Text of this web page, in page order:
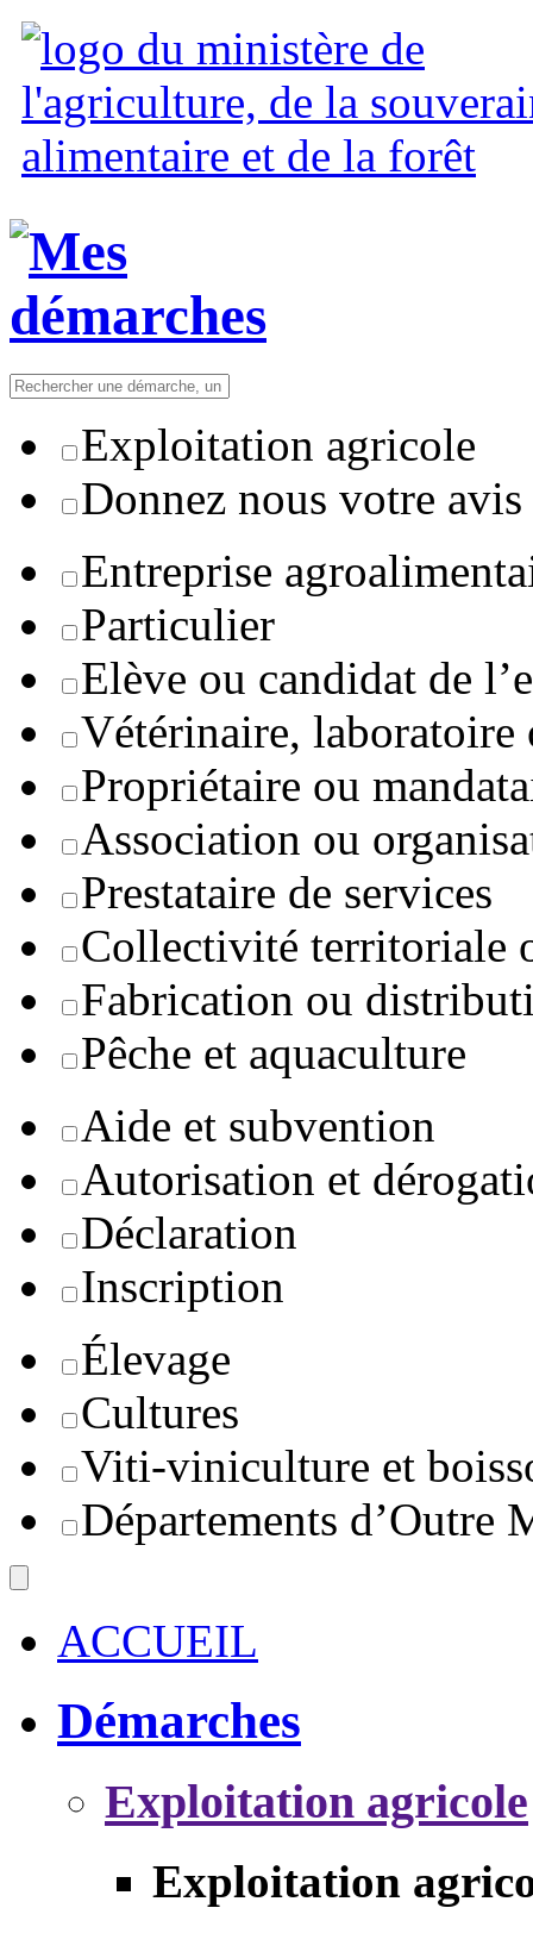
Exploitation agricole
Donnez nous votre avis
Entreprise
Particulier
Elève ou candidat de
Vétérinaire, laboratoire
Propriétaire ou
Association ou
Prestataire de services
Collectivité territoriale
Fabrication ou
Pêche et aquaculture
Aide et subvention
Autorisation et
Déclaration
Inscription
Élevage
Cultures
Viti-viniculture et
Départements d’Outre
ACCUEIL
Démarches
Exploitation agricole
Exploitation